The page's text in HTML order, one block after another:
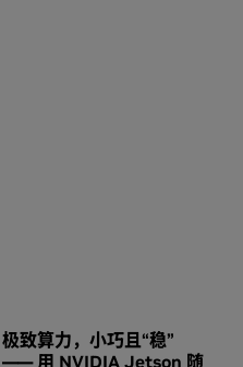
极致算力，小巧且“稳”
—— 用 NVIDIA Jetson 随